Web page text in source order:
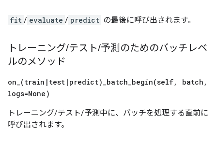
fit / evaluate / predict の最後に呼び出されます。
トレーニング/テスト/予測のためのバッチレベ
ルのメソッド
on_(train | test | predict)_batch_begin(self, batch ,
logs=None)
トレーニング/テスト/予測中に、バッチを処理する直前に
呼び出されます。